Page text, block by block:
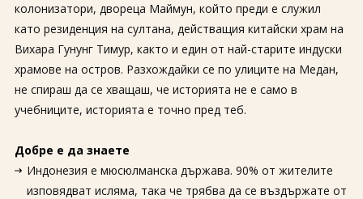
колонизатори, двореца Маймун, който преди е служил
като резиденция на султана, действащия китайски храм на
Вихара Гунунг Тимур, както и един от най-старите индуски
храмове на остров. Разхождайки се по улиците на Медан,
не спираш да се хващаш, че историята не е само в
учебниците, историята е точно пред теб.
Добре е да знаете
Индонезия е мюсюлманска държава. 90% от жителите
изповядват исляма, така че трябва да се въздържате от